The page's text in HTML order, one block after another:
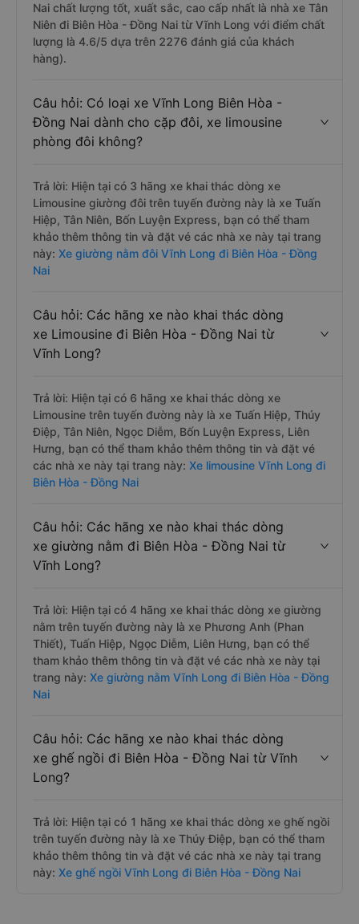
Nai chất lượng tốt, xuất sắc, cao cấp nhất là nhà xe Tân
Niên đi Biên Hòa - Đồng Nai từ Vĩnh Long với điểm chất
lượng là 4.6/5 dựa trên 2276 đánh giá của khách
hàng).
Câu hỏi: Có loại xe Vĩnh Long Biên Hòa -
Đồng Nai dành cho cặp đôi, xe limousine
phòng đôi không?
Trả lời: Hiện tại có 3 hãng xe khai thác dòng xe
Limousine giường đôi trên tuyến đường này là xe Tuấn
Hiệp, Tân Niên, Bốn Luyện Express, bạn có thể tham
khảo thêm thông tin và đặt vé các nhà xe này tại trang
này: Xe giường nằm đôi Vĩnh Long đi Biên Hòa - Đồng
Nai
Câu hỏi: Các hãng xe nào khai thác dòng
xe Limousine đi Biên Hòa - Đồng Nai từ
Vĩnh Long?
Trả lời: Hiện tại có 6 hãng xe khai thác dòng xe
Limousine trên tuyến đường này là xe Tuấn Hiệp, Thúy
Điệp, Tân Niên, Ngọc Diễm, Bốn Luyện Express, Liên
Hưng, bạn có thể tham khảo thêm thông tin và đặt vé
các nhà xe này tại trang này: Xe limousine Vĩnh Long đi
Biên Hòa - Đồng Nai
Câu hỏi: Các hãng xe nào khai thác dòng
xe giường nằm đi Biên Hòa - Đồng Nai từ
Vĩnh Long?
Trả lời: Hiện tại có 4 hãng xe khai thác dòng xe giường
nằm trên tuyến đường này là xe Phương Anh (Phan
Thiết), Tuấn Hiệp, Ngọc Diễm, Liên Hưng, bạn có thể
tham khảo thêm thông tin và đặt vé các nhà xe này tại
trang này: Xe giường nằm Vĩnh Long đi Biên Hòa - Đồng
Nai
Câu hỏi: Các hãng xe nào khai thác dòng
xe ghế ngồi đi Biên Hòa - Đồng Nai từ Vĩnh
Long?
Trả lời: Hiện tại có 1 hãng xe khai thác dòng xe ghế ngồi
trên tuyến đường này là xe Thúy Điệp, bạn có thể tham
khảo thêm thông tin và đặt vé các nhà xe này tại trang
này: Xe ghế ngồi Vĩnh Long đi Biên Hòa - Đồng Nai